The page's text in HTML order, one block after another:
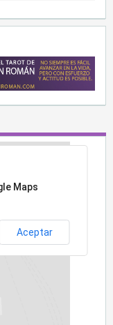
encontrada.
Maps
Aceptar